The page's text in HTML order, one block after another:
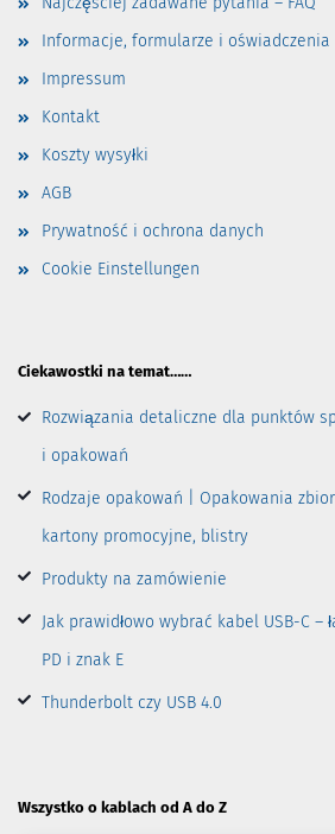
Informacje, formularze i oświadczenia
Impressum
Kontakt
Koszty wysyłki
AGB
Prywatność i ochrona danych
Cookie Einstellungen
Ciekawostki na temat……
Rozwiązania detaliczne dla punktów
i opakowań
Rodzaje opakowań | Opakowania
kartony promocyjne, blistry
Produkty na zamówienie
Jak prawidłowo wybrać kabel USB-C –
PD i znak E
Thunderbolt czy USB 4.0
Wszystko o kablach od A do Z